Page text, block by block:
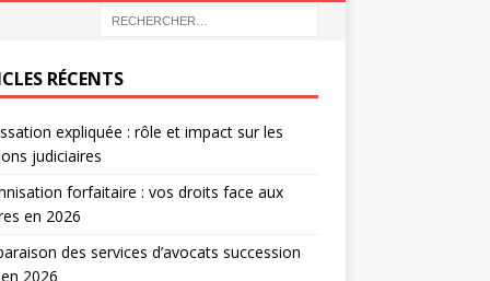
RÉCENTS
expliquée : rôle et impact sur les
judiciaires
forfaitaire : vos droits face aux
en 2026
des services d’avocats succession
2026